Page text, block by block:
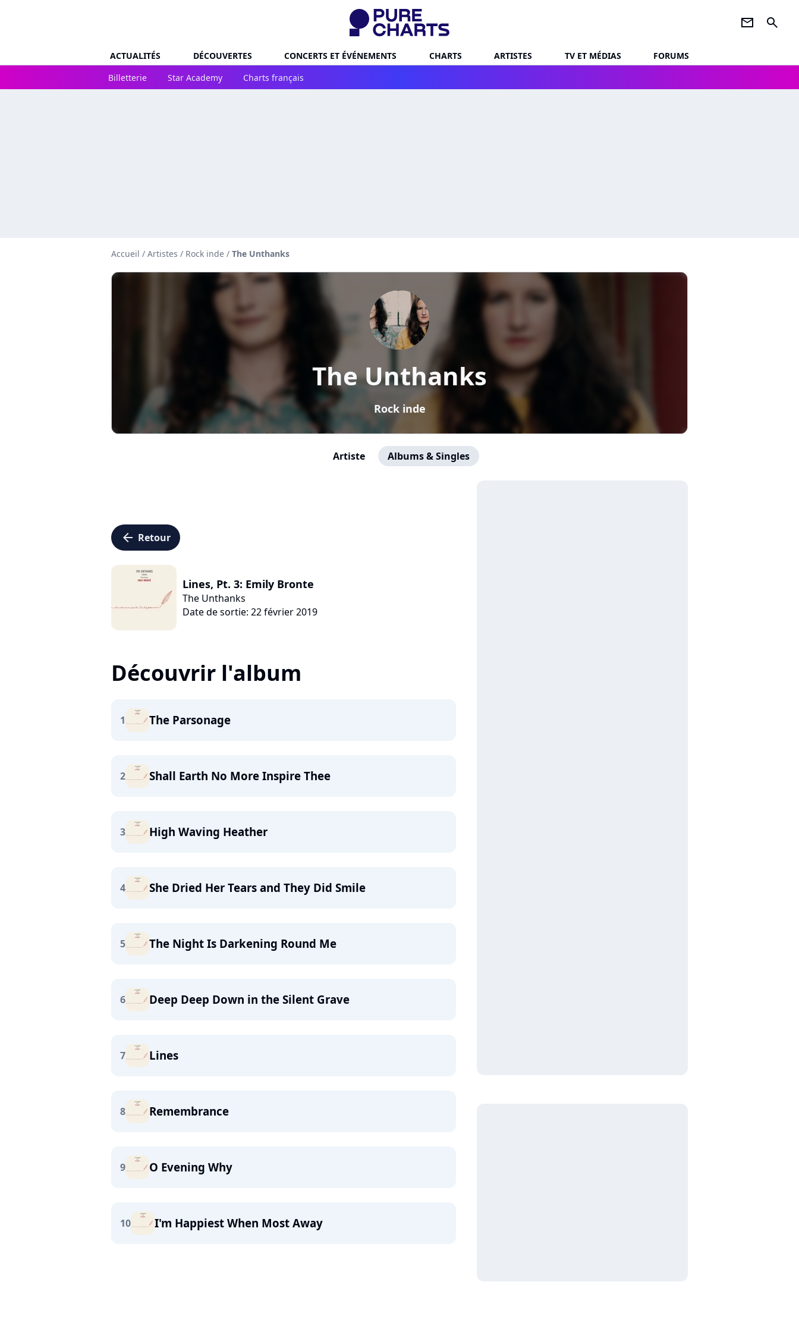
newsletter search
ACTUALITÉS DÉCOUVERTES CONCERTS ET ÉVÉNEMENTS CHARTS ARTISTES TV ET MÉDIAS
FORUMS
Billetterie
Star Academy Charts français
Accueil / Artistes / Rock inde / The Unthanks
The Unthanks
Rock inde
Artiste Albums & Singles
arrow_left Retour
Lines, Pt. 3: Emily Bronte
The Unthanks
Date de sortie: 22 février 2019
Découvrir l'album
1 The Parsonage
2 Shall Earth No More Inspire Thee
3 High Waving Heather
4 She Dried Her Tears and They Did Smile
5 The Night Is Darkening Round Me
6 Deep Deep Down in the Silent Grave
7 Lines
8 Remembrance
9 O Evening Why
10 I'm Happiest When Most Away